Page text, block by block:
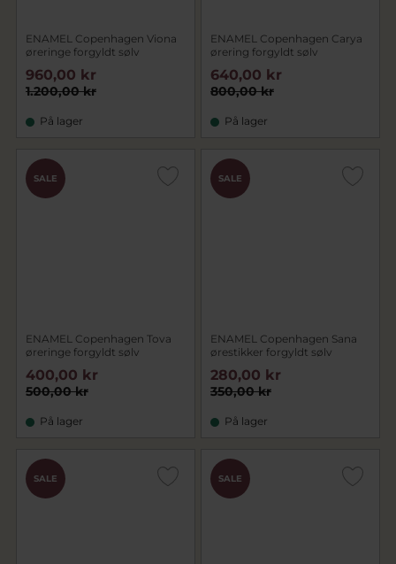
ENAMEL Copenhagen Viona
øreringe forgyldt sølv
1.200,00 kr
960,00 kr
På lager
ENAMEL Copenhagen Carya
ørering forgyldt sølv
800,00 kr
640,00 kr
På lager
SALE
ENAMEL Copenhagen Tova
øreringe forgyldt sølv
500,00 kr
400,00 kr
På lager
SALE
ENAMEL Copenhagen Sana
ørestikker forgyldt sølv
350,00 kr
280,00 kr
På lager
SALE SALE